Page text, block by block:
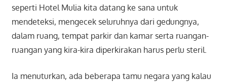
seperti Hotel Mulia kita datang ke sana untuk
mendeteksi, mengecek seluruhnya dari gedungnya,
dalam ruang, tempat parkir dan kamar serta ruangan-
ruangan yang kira-kira diperkirakan harus perlu steril.
Ia menuturkan, ada beberapa tamu negara yang kalau